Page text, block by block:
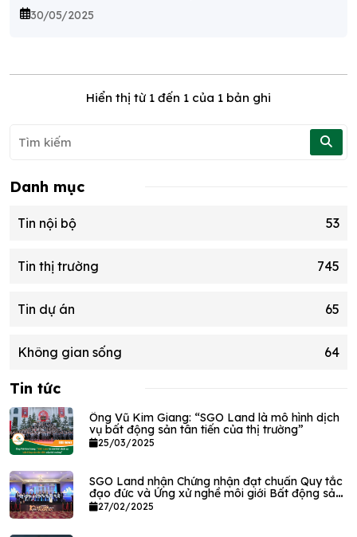
30/05/2025
Hiển thị từ 1 đến 1 của 1 bản ghi
Danh mục
Tin nội bộ 53
Tin thị trường 745
Tin dự án 65
Không gian sống 64
Tin tức
Ông Vũ Kim Giang: “SGO Land là mô hình dịch
vụ bất động sản tân tiến của thị trường”
25/03/2025
SGO Land nhận Chứng nhận đạt chuẩn Quy tắc
đạo đức và Ứng xử nghề môi giới Bất động sản
VPEC
27/02/2025